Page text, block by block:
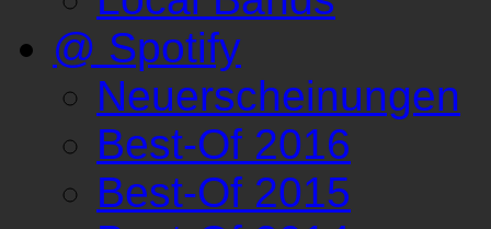
@ Spotify
Neuerscheinungen
Best-Of 2016
Best-Of 2015